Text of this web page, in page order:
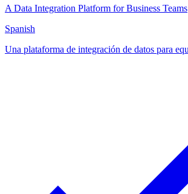
A Data Integration Platform for Business Teams
Spanish
Una plataforma de integración de datos para